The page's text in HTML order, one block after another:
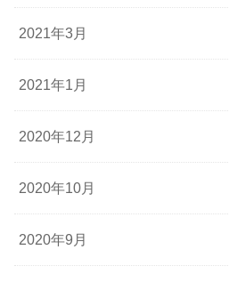
2021年3月
2021年1月
2020年12月
2020年10月
2020年9月